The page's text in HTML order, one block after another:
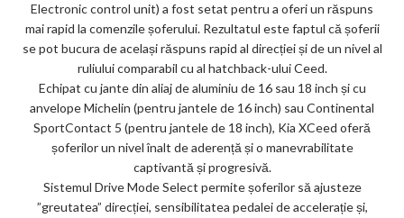
Electronic control unit) a fost setat pentru a oferi un răspuns
mai rapid la comenzile șoferului. Rezultatul este faptul că șoferii
se pot bucura de același răspuns rapid al direcției și de un nivel al
ruliului comparabil cu al hatchback-ului Ceed.
Echipat cu jante din aliaj de aluminiu de 16 sau 18 inch și cu
anvelope Michelin (pentru jantele de 16 inch) sau Continental
SportContact 5 (pentru jantele de 18 inch), Kia XCeed oferă
șoferilor un nivel înalt de aderență și o manevrabilitate
captivantă și progresivă.
Sistemul Drive Mode Select permite șoferilor să ajusteze
”greutatea” direcției, sensibilitatea pedalei de accelerație și,